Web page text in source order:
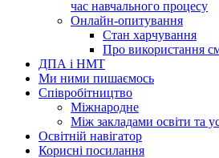
час навчального процесу
Онлайн-опитування
Стан харчування
Про використання
ДПА і НМТ
Ми ними пишаємось
Співробітництво
Міжнародне
Між закладами освіти та
Освітній навігатор
Корисні посилання